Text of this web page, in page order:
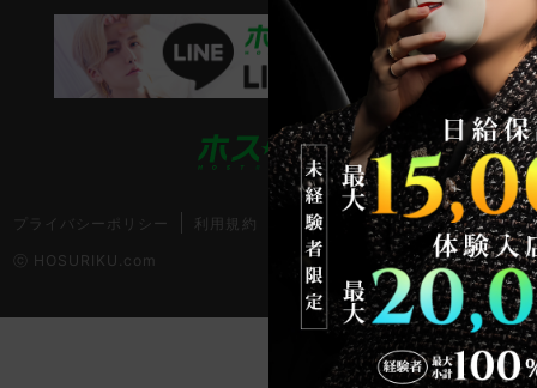
プライバシーポリシー 利用規約
ⓒ HOSURIKU.com